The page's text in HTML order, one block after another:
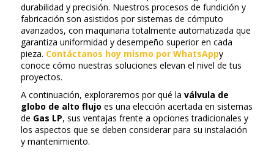
durabilidad y precisión. Nuestros procesos de fundición y
fabricación son asistidos por sistemas de cómputo
avanzados, con maquinaria totalmente automatizada que
garantiza uniformidad y desempeño superior en cada
pieza. Contáctanos hoy mismo por WhatsAppy
conoce cómo nuestras soluciones elevan el nivel de tus
proyectos.
A continuación, exploraremos por qué la válvula de
globo de alto flujo es una elección acertada en sistemas
de Gas LP, sus ventajas frente a opciones tradicionales y
los aspectos que se deben considerar para su instalación
y mantenimiento.